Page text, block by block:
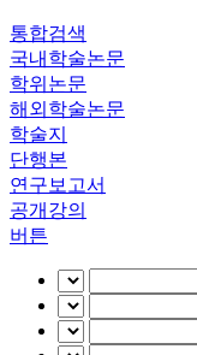
통합검색
국내학술논문
학위논문
해외학술논문
학술지
단행본
연구보고서
공개강의
버튼